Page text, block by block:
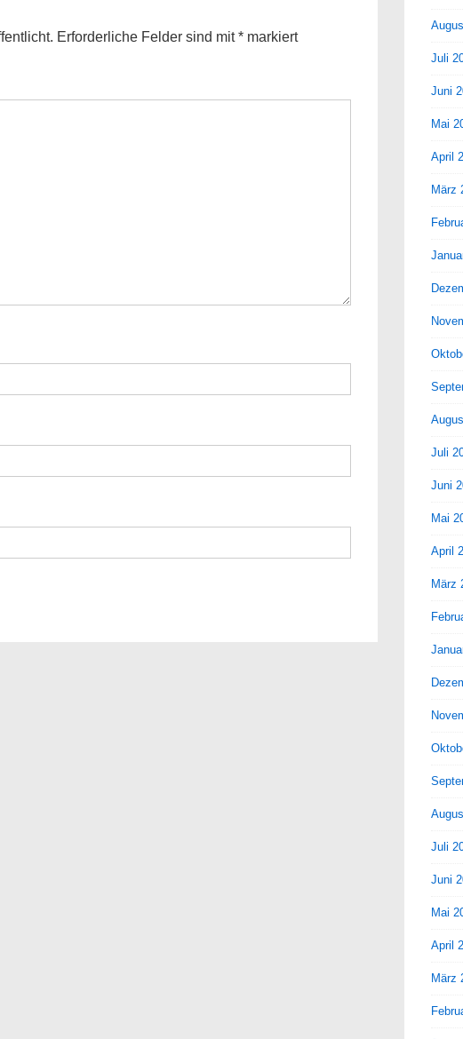
Erforderliche Felder sind mit* markiert
Juli
Juni
Mai
April
März
Juli
Juni
Mai
April
März
Juli
Juni
Mai
April
März